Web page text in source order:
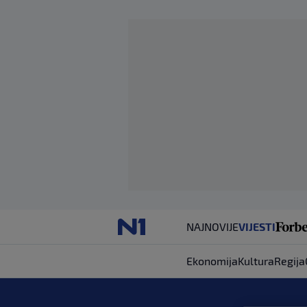
NAJNOVIJEVIJESTI
EkonomijaKulturaRegija